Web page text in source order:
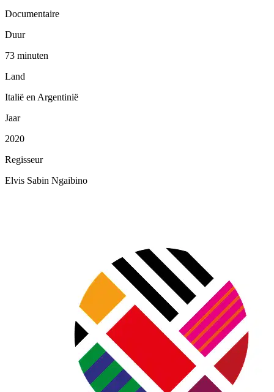
Documentaire
Duur
73 minuten
Land
Italië en Argentinië
Jaar
2020
Regisseur
Elvis Sabin Ngaibino